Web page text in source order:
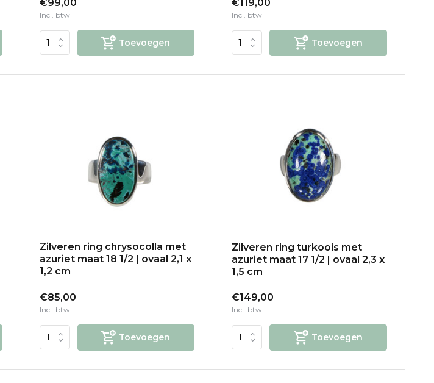
€99,00
Incl. btw
Toevoegen
€119,00
Incl. btw
Toevoegen
Zilveren ring chrysocolla met
azuriet maat 18 1/2 | ovaal 2,1 x
1,2 cm
€85,00
Incl. btw
Toevoegen
Zilveren ring turkoois met
azuriet maat 17 1/2 | ovaal 2,3 x
1,5 cm
€149,00
Incl. btw
Toevoegen